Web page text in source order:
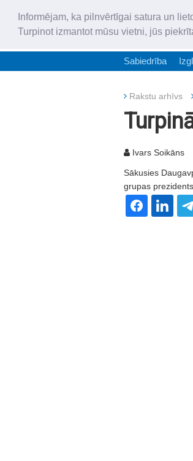
Informējam, ka pilnvērtīgai satura un
Turpinot izmantot mūsu vietni, jūs
Sabiedrība
Rakstu arhīvs
Ivars Soikāns
Sākusies
grupas